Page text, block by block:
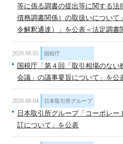
等に係る調書の提出等に関する法
債務調書関係）の取扱いについて
令解釈通達）」を公表＜法定調書
2026.08.05 国税庁
国税庁「第４回「取引相場のな
会議」の議事要旨について」を公
2026.08.04 日本取引所グループ
日本取引所グループ「コーポレー
訂について」を公表